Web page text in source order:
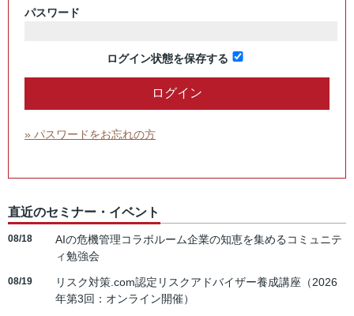
パスワード
ログイン状態を保存する
» パスワードをお忘れの方
直近のセミナー・イベント
08/18
AIの危機管理コラボルーム企業の知恵を集めるコミュニテ
ィ勉強会
08/19
リスク対策.com認定リスクアドバイザー養成講座（2026
年第3回：オンライン開催）